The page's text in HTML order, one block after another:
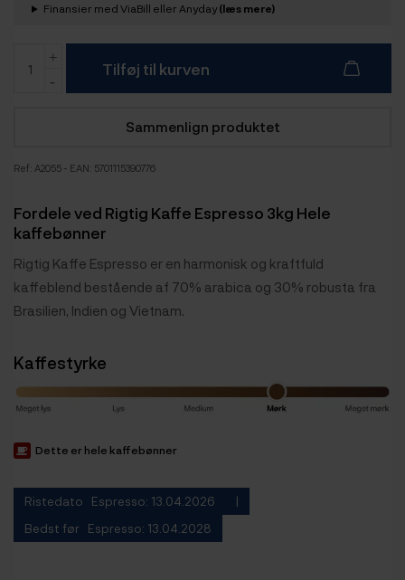
Finansier med ViaBill eller Anyday(læs mere)
Tilføj til kurven
Sammenlign produktet
Ref: A2055 - EAN: 5701115390776
Fordele ved Rigtig Kaffe Espresso 3kg Hele
kaffebønner
Rigtig Kaffe Espresso er en harmonisk og kraftfuld
kaffeblend bestående af 70% arabica og 30% robusta fra
Brasilien, Indien og Vietnam.
Kaffestyrke
Dette er hele kaffebønner
Ristedato Espresso: 13.04.2026
Bedst før Espresso: 13.04.2028